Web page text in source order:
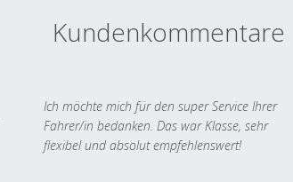
Kundenkommentare
Ich möchte mich für den super Service Ihrer
Fahrer/in bedanken. Das war Klasse, sehr
flexibel und absolut empfehlenswert!